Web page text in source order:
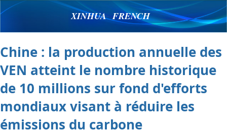
XINHUA FRENCH
Chine : la production annuelle des
VEN atteint le nombre historique
de 10 millions sur fond d'efforts
mondiaux visant à réduire les
émissions du carbone